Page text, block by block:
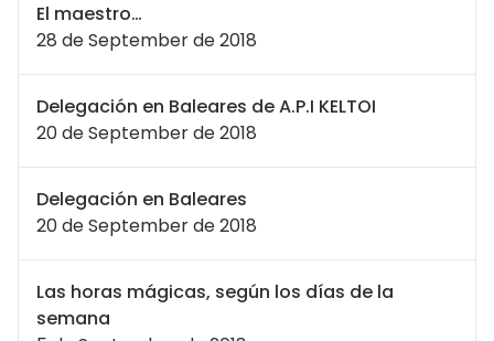
El maestro…
28 de September de 2018
Delegación en Baleares de A.P.I KELTOI
20 de September de 2018
Delegación en Baleares
20 de September de 2018
Las horas mágicas, según los días de la
semana